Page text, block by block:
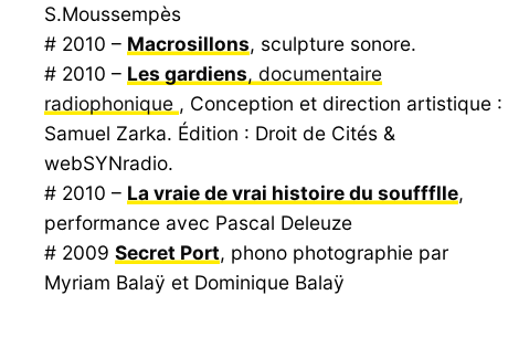
S.Moussempès
# 2010 – Macrosillons, sculpture sonore.
# 2010 – Les gardiens, documentaire
radiophonique , Conception et direction artistique :
Samuel Zarka. Édition : Droit de Cités &
webSYNradio.
# 2010 – La vraie de vrai histoire du souffflle,
performance avec Pascal Deleuze
# 2009 Secret Port, phono photographie par
Myriam Balaÿ et Dominique Balaÿ